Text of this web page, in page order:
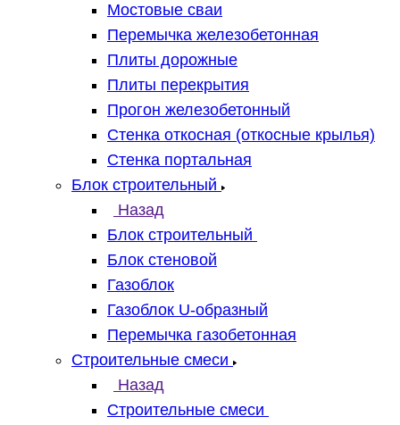
Мостовые сваи
Перемычка железобетонная
Плиты дорожные
Плиты перекрытия
Прогон железобетонный
Стенка откосная (откосные крылья)
Стенка портальная
Блок строительный
Назад
Блок строительный
Блок стеновой
Газоблок
Газоблок U-образный
Перемычка газобетонная
Строительные смеси
Назад
Строительные смеси